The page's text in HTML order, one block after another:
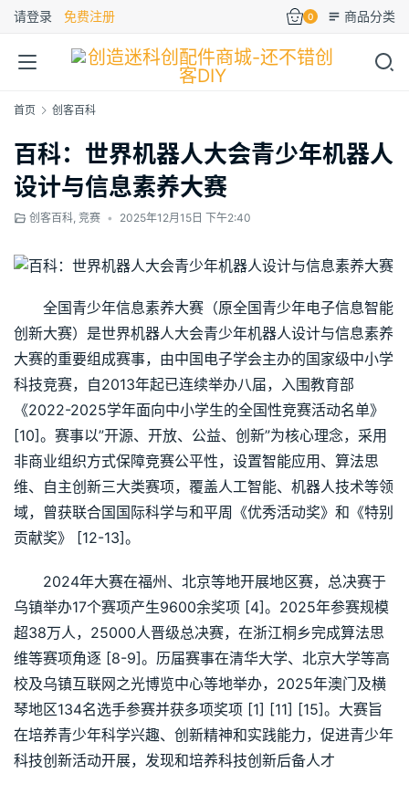
请登录 免费注册 0 商品分类
首页 创客百科
百科：世界机器人大会青少年机器人
设计与信息素养大赛
创客百科, 竞赛 • 2025年12月15日 下午2:40
全国青少年信息素养大赛（原全国青少年电子信息智能
创新大赛）是世界机器人大会青少年机器人设计与信息素养
大赛的重要组成赛事，由中国电子学会主办的国家级中小学
科技竞赛，自2013年起已连续举办八届，入围教育部
《2022-2025学年面向中小学生的全国性竞赛活动名单》
[10]。赛事以”开源、开放、公益、创新”为核心理念，采用
非商业组织方式保障竞赛公平性，设置智能应用、算法思
维、自主创新三大类赛项，覆盖人工智能、机器人技术等领
域，曾获联合国国际科学与和平周《优秀活动奖》和《特别
贡献奖》 [12-13]。
2024年大赛在福州、北京等地开展地区赛，总决赛于
乌镇举办17个赛项产生9600余奖项 [4]。2025年参赛规模
超38万人，25000人晋级总决赛，在浙江桐乡完成算法思
维等赛项角逐 [8-9]。历届赛事在清华大学、北京大学等高
校及乌镇互联网之光博览中心等地举办，2025年澳门及横
琴地区134名选手参赛并获多项奖项 [1] [11] [15]。大赛旨
在培养青少年科学兴趣、创新精神和实践能力，促进青少年
科技创新活动开展，发现和培养科技创新后备人才